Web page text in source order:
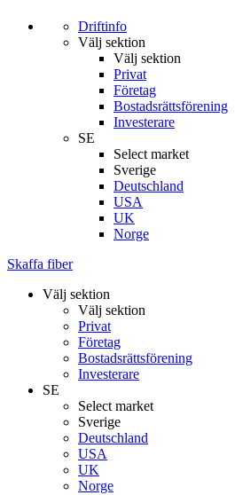
Driftinfo
Välj sektion
Välj sektion
Privat
Företag
Bostadsrättsförening
Investerare
SE
Select market
Sverige
Deutschland
USA
UK
Norge
Skaffa fiber
Välj sektion
Välj sektion
Privat
Företag
Bostadsrättsförening
Investerare
SE
Select market
Sverige
Deutschland
USA
UK
Norge